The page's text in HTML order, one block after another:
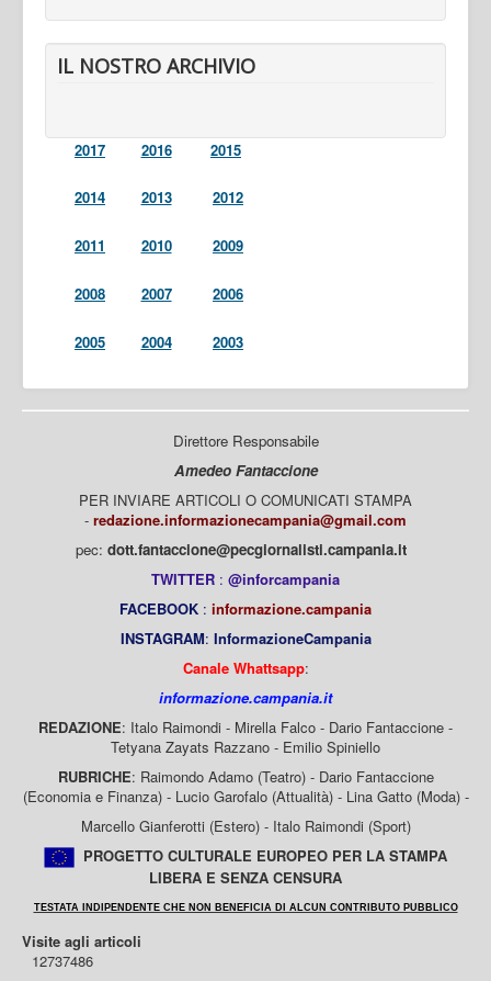
IL NOSTRO ARCHIVIO
2017 2016 2015
2014 2013 2012
2011 2010 2009
2008 2007 2006
2005 2004 2003
Direttore Responsabile
Amedeo Fantaccione
PER INVIARE ARTICOLI O COMUNICATI STAMPA
- redazione.informazionecampania@gmail.com
pec: dott.fantaccione@pecgiornalisti.campania.it
TWITTER : @inforcampania
FACEBOOK : informazione.campania
INSTAGRAM: InformazioneCampania
Canale Whattsapp:
informazione.campania.it
REDAZIONE: Italo Raimondi - Mirella Falco - Dario Fantaccione -
Tetyana Zayats Razzano - Emilio Spiniello
RUBRICHE: Raimondo Adamo (Teatro) - Dario Fantaccione
(Economia e Finanza) - Lucio Garofalo (Attualità) - Lina Gatto (Moda) -
Marcello Gianferotti (Estero) - Italo Raimondi (Sport)
PROGETTO CULTURALE EUROPEO PER LA STAMPA
LIBERA E SENZA CENSURA
TESTATA INDIPENDENTE CHE NON BENEFICIA DI ALCUN CONTRIBUTO PUBBLICO
Visite agli articoli
12737486